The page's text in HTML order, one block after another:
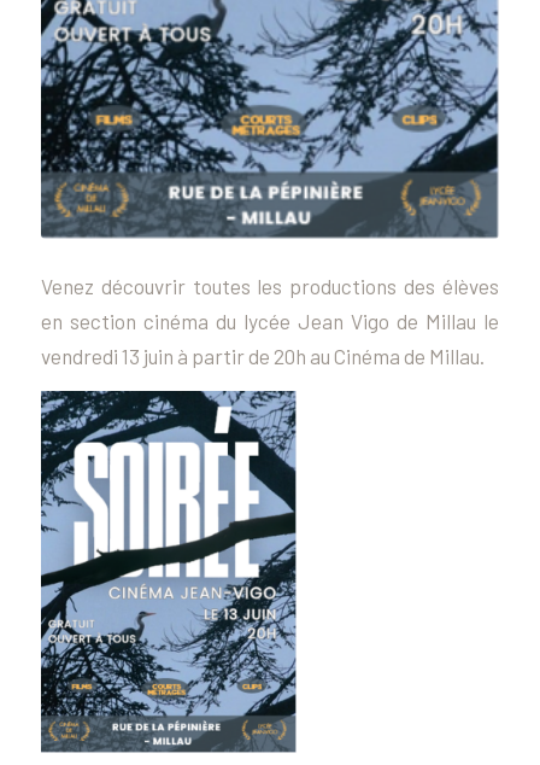
Venez découvrir toutes les productions des élèves
en section cinéma du lycée Jean Vigo de Millau le
vendredi 13 juin à partir de 20h au Cinéma de Millau.